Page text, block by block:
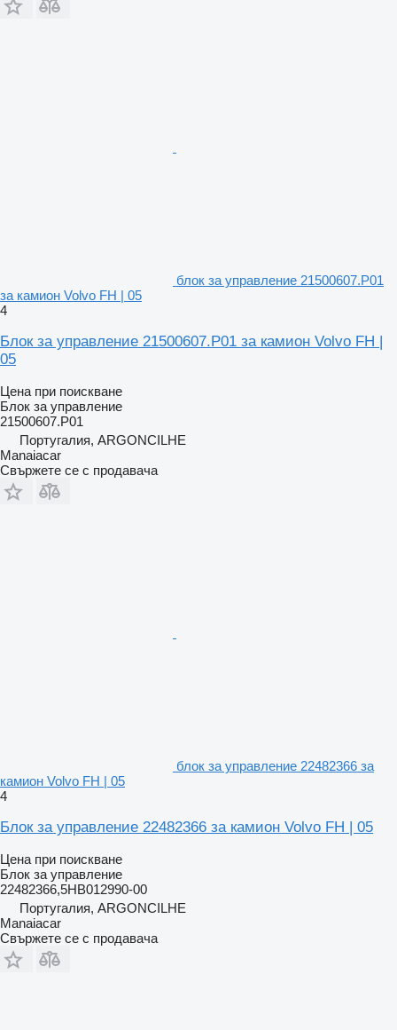
блок за управление 21500607.P01
за камион Volvo FH | 05
4
Блок за управление 21500607.P01 за камион Volvo FH |
05
Цена при поискване
Блок за управление
21500607.P01
Португалия, ARGONCILHE
Manaiacar
Свържете се с продавача
блок за управление 22482366 за
камион Volvo FH | 05
4
Блок за управление 22482366 за камион Volvo FH | 05
Цена при поискване
Блок за управление
22482366,5HB012990-00
Португалия, ARGONCILHE
Manaiacar
Свържете се с продавача